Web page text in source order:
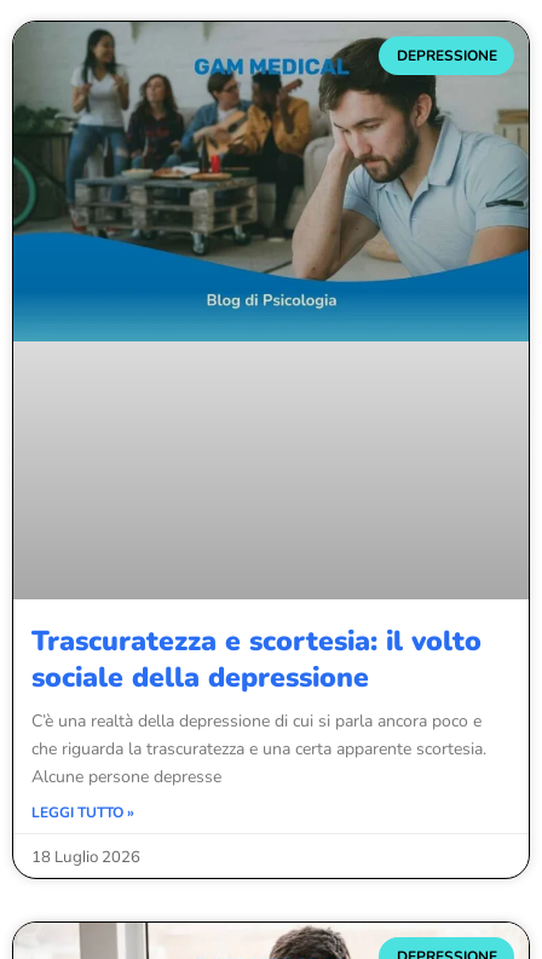
DEPRESSIONE
Trascuratezza e scortesia: il volto
sociale della depressione
C’è una realtà della depressione di cui si parla ancora poco e
che riguarda la trascuratezza e una certa apparente scortesia.
Alcune persone depresse
LEGGI TUTTO »
18 Luglio 2026